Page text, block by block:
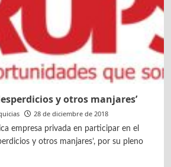
y otros manjares’
28 de diciembre de 2018
empresa privada en participar en el
y otros manjares’, por su pleno